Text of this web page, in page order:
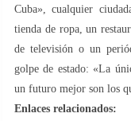
Cuba», cualquier
tienda de ropa, un
de televisión o un
golpe de estado: «La
un futuro mejor son los
Enlaces relacionados: